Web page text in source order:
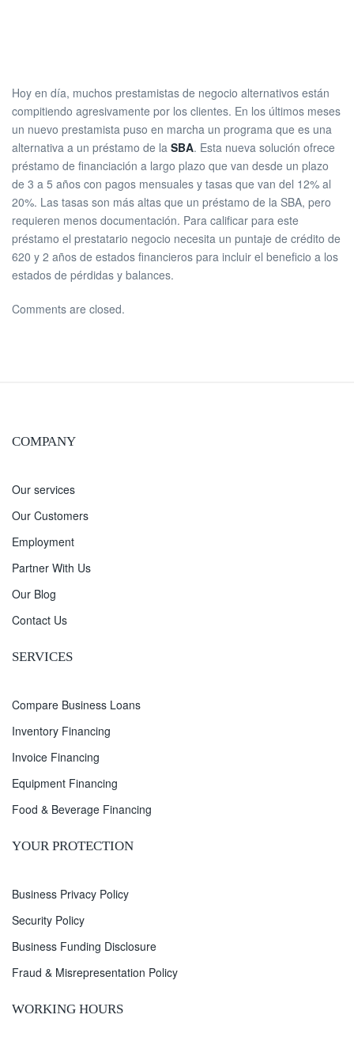
Hoy en día, muchos prestamistas de negocio alternativos están
compitiendo agresivamente por los clientes. En los últimos meses
un nuevo prestamista puso en marcha un programa que es una
alternativa a un préstamo de la SBA. Esta nueva solución ofrece
préstamo de financiación a largo plazo que van desde un plazo
de 3 a 5 años con pagos mensuales y tasas que van del 12% al
20%. Las tasas son más altas que un préstamo de la SBA, pero
requieren menos documentación. Para calificar para este
préstamo el prestatario negocio necesita un puntaje de crédito de
620 y 2 años de estados financieros para incluir el beneficio a los
estados de pérdidas y balances.
Comments are closed.
COMPANY
Our services
Our Customers
Employment
Partner With Us
Our Blog
Contact Us
SERVICES
Compare Business Loans
Inventory Financing
Invoice Financing
Equipment Financing
Food & Beverage Financing
YOUR PROTECTION
Business Privacy Policy
Security Policy
Business Funding Disclosure
Fraud & Misrepresentation Policy
WORKING HOURS